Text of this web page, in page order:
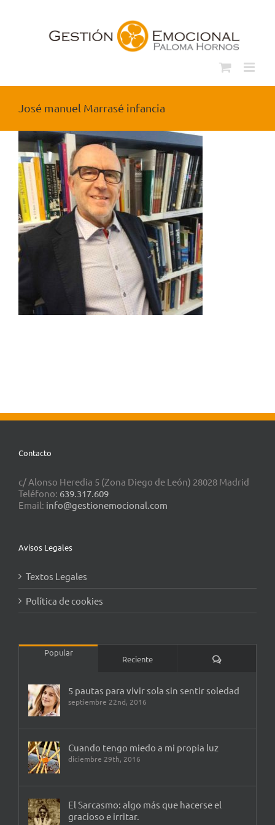
José manuel Marrasé infancia
Contacto
c/ Alonso Heredia 5 (Zona Diego de León) 28028 Madrid
Teléfono: 639.317.609
Email: info@gestionemocional.com
Avisos Legales
Textos Legales
Política de cookies
Popular
Reciente Comentarios
5 pautas para vivir sola sin sentir soledad
septiembre 22nd, 2016
Cuando tengo miedo a mi propia luz
diciembre 29th, 2016
El Sarcasmo: algo más que hacerse el
gracioso e irritar.